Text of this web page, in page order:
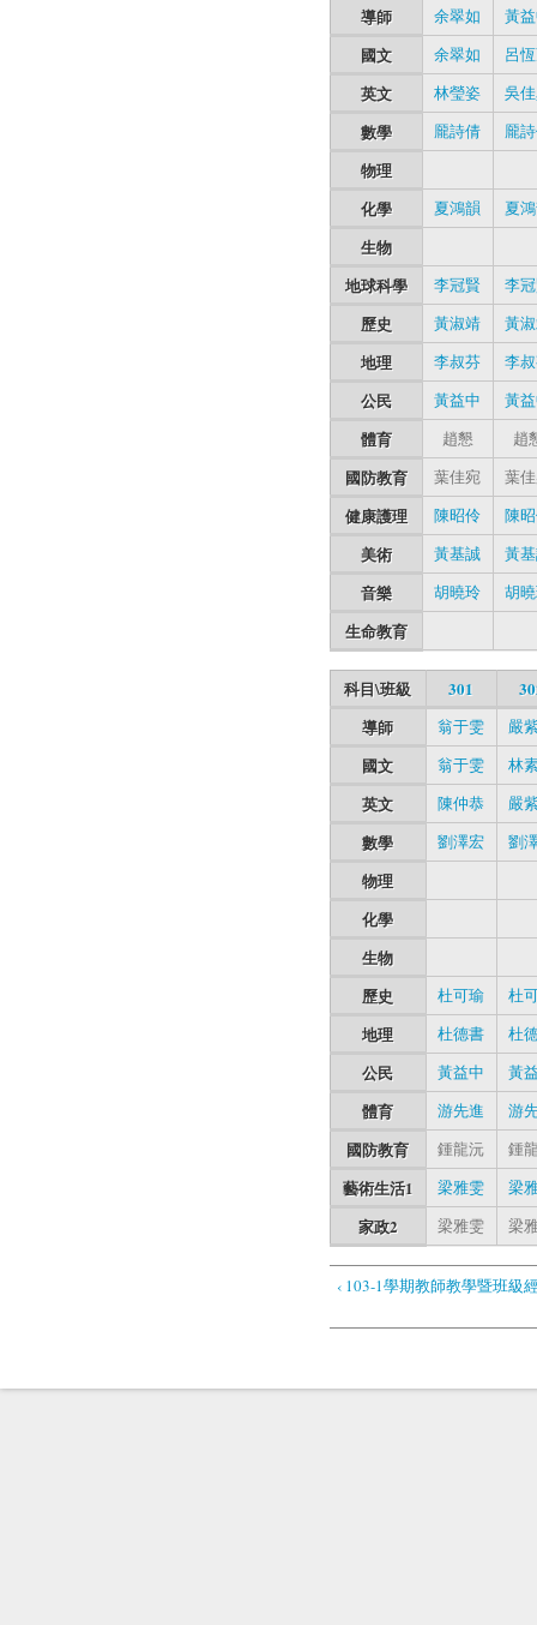
導師 余翠如 黃
國文 余翠如 呂
英文 林瑩姿 吳
數學 龎詩倩 龎
物理
化學
夏鴻韻 夏
生物
地球科學
李冠賢 李
歷史 黃淑靖 黃
地理 李叔芬 李
公民 黃益中 黃
體育 趙懇 趙
國防教育 葉佳宛 葉
健康護理 陳昭伶 陳
美術 黃基誠 黃
音樂 胡曉玲 胡
生命教育
科目\班級 301
導師
翁于雯 嚴
國文 翁于雯 林
英文 陳仲恭 嚴
數學 劉澤宏 劉
物理
化學
生物
歷史
杜可瑜 杜
地理 杜德書 杜
公民 黃益中 黃
體育 游先進 游
國防教育 鍾龍沅 鍾
藝術生活1 梁雅雯 梁
家政2 梁雅雯 梁
‹ 103-1學期教師教學暨班級